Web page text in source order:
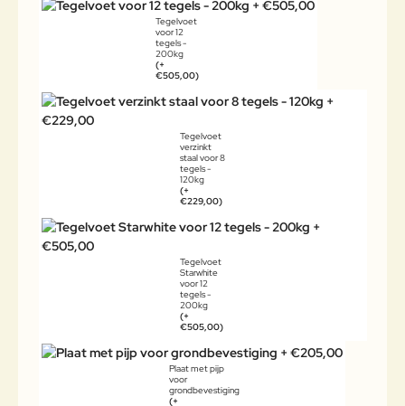
Tegelvoet
voor 12
tegels -
200kg
(+
€505,00)
Tegelvoet
verzinkt
staal voor 8
tegels -
120kg
(+
€229,00)
Tegelvoet
Starwhite
voor 12
tegels -
200kg
(+
€505,00)
Plaat met pijp
voor
grondbevestiging
(+